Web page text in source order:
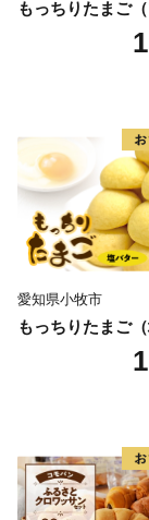
もっちりたまご（
愛知県小牧市
もっちりたまご（